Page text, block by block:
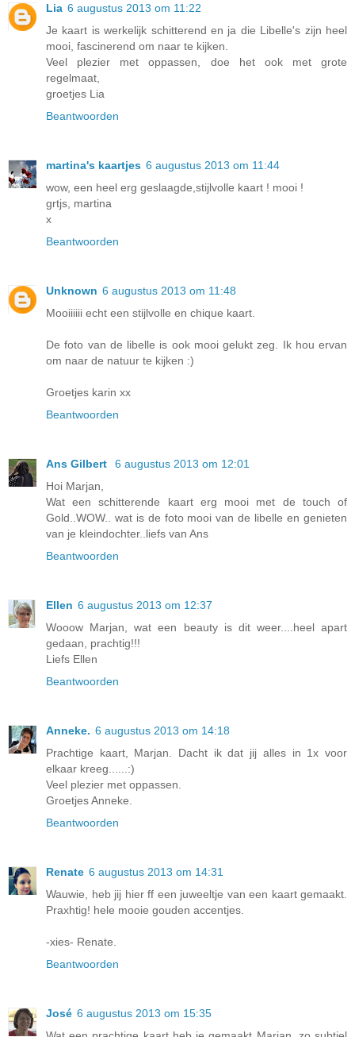
Lia 6 augustus 2013 om 11:22
Je kaart is werkelijk schitterend en ja die Libelle's zijn heel
mooi, fascinerend om naar te kijken.
Veel plezier met oppassen, doe het ook met grote
regelmaat,
groetjes Lia
Beantwoorden
martina's kaartjes 6 augustus 2013 om 11:44
wow, een heel erg geslaagde,stijlvolle kaart ! mooi !
grtjs, martina
x
Beantwoorden
Unknown 6 augustus 2013 om 11:48
Mooiiiiii echt een stijlvolle en chique kaart.
De foto van de libelle is ook mooi gelukt zeg. Ik hou ervan
om naar de natuur te kijken :)
Groetjes karin xx
Beantwoorden
Ans Gilbert
6 augustus 2013 om 12:01
Hoi Marjan,
Wat een schitterende kaart erg mooi met de touch of
Gold..WOW.. wat is de foto mooi van de libelle en genieten
van je kleindochter..liefs van Ans
Beantwoorden
Ellen 6 augustus 2013 om 12:37
Wooow Marjan, wat een beauty is dit weer....heel apart
gedaan, prachtig!!!
Liefs Ellen
Beantwoorden
Anneke. 6 augustus 2013 om 14:18
Prachtige kaart, Marjan. Dacht ik dat jij alles in 1x voor
elkaar kreeg......:)
Veel plezier met oppassen.
Groetjes Anneke.
Beantwoorden
Renate 6 augustus 2013 om 14:31
Wauwie, heb jij hier ff een juweeltje van een kaart gemaakt.
Praxhtig! hele mooie gouden accentjes.
-xies- Renate.
Beantwoorden
José 6 augustus 2013 om 15:35